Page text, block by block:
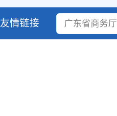
友情链接 广东省商务厅